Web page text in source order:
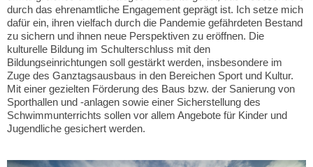
durch das ehrenamtliche Engagement geprägt ist. Ich setze mich
dafür ein, ihren vielfach durch die Pandemie gefährdeten Bestand
zu sichern und ihnen neue Perspektiven zu eröffnen. Die
kulturelle Bildung im Schulterschluss mit den
Bildungseinrichtungen soll gestärkt werden, insbesondere im
Zuge des Ganztagsausbaus in den Bereichen Sport und Kultur.
Mit einer gezielten Förderung des Baus bzw. der Sanierung von
Sporthallen und -anlagen sowie einer Sicherstellung des
Schwimmunterrichts sollen vor allem Angebote für Kinder und
Jugendliche gesichert werden.